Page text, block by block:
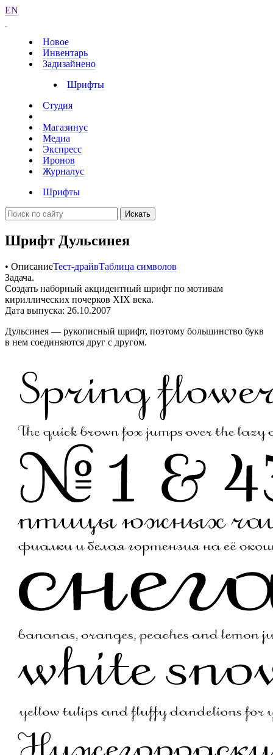
EN
Новое
Инвентарь
Задизайнено
Шрифты
Студия
Магазинус
Медиа
Экспресс
Иронов
Журналус
Шрифты
Искать
Шрифт Дульсинея
• ОписаниеТест-драйвТаблица символов
Задача.
Создать наборный акцидентный шрифт по мотивам
кириллических почерков XIX века.
Дата выпуска: 26.10.2007
Дульсинея — рукописный шрифт, поэтому большинство букв
в нем соединяются друг с другом.